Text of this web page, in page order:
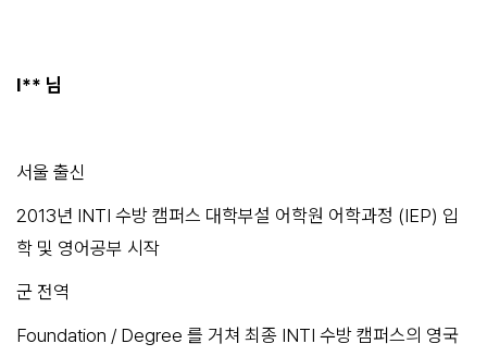
I** 님
서울 출신
2013년 INTI 수방 캠퍼스 대학부설 어학원 어학과정 (IEP) 입
학 및 영어공부 시작
군 전역
Foundation / Degree 를 거쳐 최종 INTI 수방 캠퍼스의 영국